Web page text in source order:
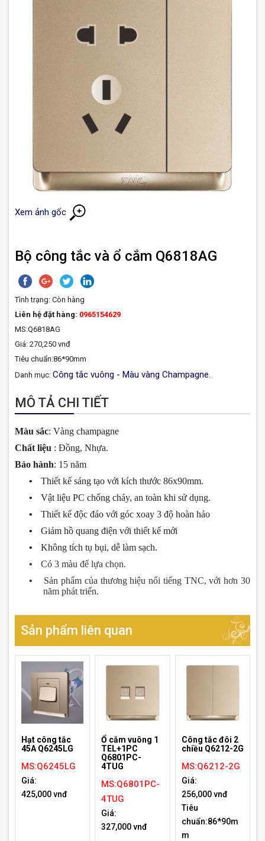
Xem ảnh gốc
Bộ công tắc và ổ cắm Q6818AG
Tình trạng: Còn hàng
Liên hệ đặt hàng: 0965154629
MS:Q6818AG
Giá: 270,250 vnđ
Tiêu chuẩn:86*90mm
Danh mục: Công tắc vuông - Màu vàng Champagne
MÔ TẢ CHI TIẾT
Màu sắc: Vàng champagne
Chất liệu : Đồng, Nhựa.
Bảo hành: 15 năm
•
Thiết kế sáng tạo với kích thước 86x90mm.
•
Vật liệu PC chống cháy, an toàn khi sử dụng.
•
Thiết kế độc đáo với góc xoay 3 độ hoàn hảo
•
Giảm hồ quang điện với thiết kế mới
•
Không tích tụ bụi, dễ làm sạch.
•
Có 3 màu để lựa chọn.
•
Sản phẩm của thương hiệu nổi tiếng TNC, với hơn 30
năm phát triển.
Sản phẩm liên quan
Hạt công tắc
45A Q6245LG
MS:Q6245LG
Giá:
425,000 vnđ
Ổ cắm vuông 1
TEL+1PC
Q6801PC-
4TUG
MS:Q6801PC-
4TUG
Giá:
327,000 vnđ
Công tắc đôi 2
chiều Q6212-2G
MS:Q6212-2G
Giá:
256,000 vnđ
Tiêu
chuẩn:86*90m
m